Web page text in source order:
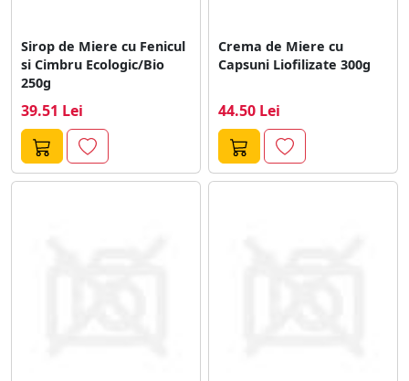
Sirop de Miere cu Fenicul
si Cimbru Ecologic/Bio
250g
39.51 Lei
Crema de Miere cu
Capsuni Liofilizate 300g
44.50 Lei